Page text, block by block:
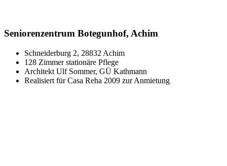
Seniorenzentrum Botegunhof, Achim
Schneiderburg 2, 28832 Achim
128 Zimmer stationäre Pflege
Architekt Ulf Sommer, GÜ Kathmann
Realisiert für Casa Reha 2009 zur Anmietung